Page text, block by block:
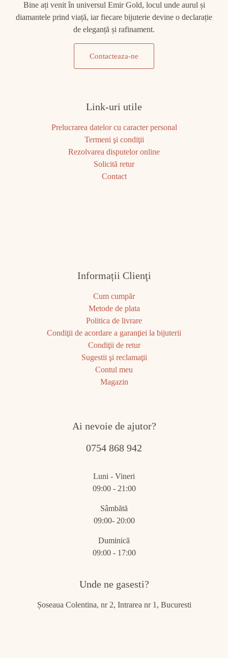
Bine ați venit în universul Emir Gold, locul unde aurul și
diamantele prind viață, iar fiecare bijuterie devine o declarație
de eleganță și rafinament.
Contacteaza-ne
Link-uri utile
Prelucrarea datelor cu caracter personal
Termeni şi condiţii
Rezolvarea disputelor online
Solicită retur
Contact
Informații Clienţi
Cum cumpăr
Metode de plata
Politica de livrare
Condiţii de acordare a garanţiei la bijuterii
Condiţii de retur
Sugestii şi reclamaţii
Contul meu
Magazin
Ai nevoie de ajutor?
0754 868 942
Luni - Vineri
09:00 - 21:00
Sâmbătă
09:00- 20:00
Duminică
09:00 - 17:00
Unde ne gasesti?
Șoseaua Colentina, nr 2, Intrarea nr 1, Bucuresti